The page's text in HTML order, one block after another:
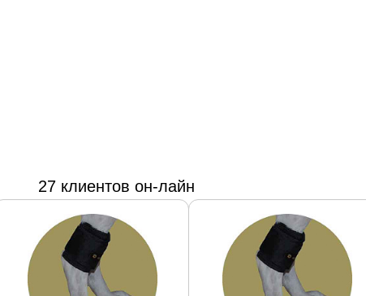
27 клиентов он-лайн